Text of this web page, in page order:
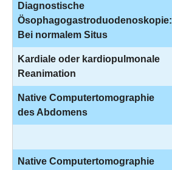
Diagnostische
Ösophagogastroduodenoskopie:
Bei normalem Situs
Kardiale oder kardiopulmonale
Reanimation
Native Computertomographie
des Abdomens
Native Computertomographie